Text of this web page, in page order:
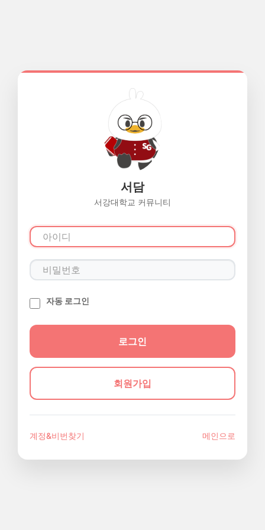
서담
서강대학교 커뮤니티
자동 로그인
회원가입
계정&비번찾기 메인으로